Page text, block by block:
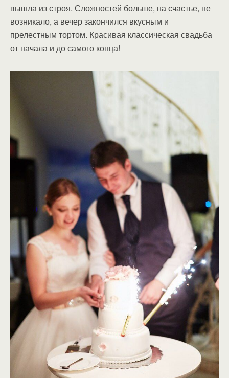
вышла из строя. Сложностей больше, на счастье, не
возникало, а вечер закончился вкусным и
прелестным тортом. Красивая классическая свадьба
от начала и до самого конца!